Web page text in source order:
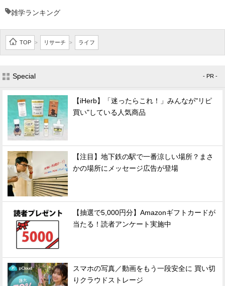
雑学ランキング
TOP > リサーチ > ライフ
Special - PR -
【iHerb】「迷ったらこれ！」みんなが"リピ
買い"している人気商品
【注目】地下鉄の駅で一番涼しい場所？まさ
かの場所にメッセージ広告が登場
【抽選で5,000円分】Amazonギフトカードが
当たる！読者アンケート実施中
スマホの写真／動画をもう一段安全に 買い切
りクラウドストレージ